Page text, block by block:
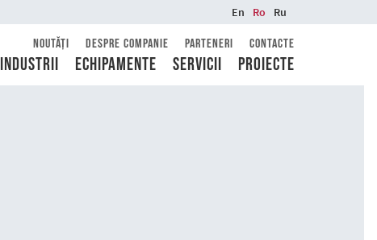
En Ro Ru
Noutăți Despre companie Parteneri Contacte
Industrii Echipamente Servicii Proiecte